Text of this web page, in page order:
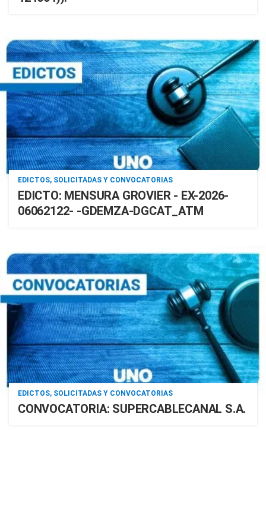
EDICTOS, SOLICITADAS Y CONVOCATORIAS
EDICTO: MENSURA GROVIER - EX-2026-
06062122- -GDEMZA-DGCAT_ATM
EDICTOS, SOLICITADAS Y CONVOCATORIAS
CONVOCATORIA: SUPERCABLECANAL S.A.